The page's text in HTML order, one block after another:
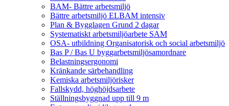
BAM- Bättre arbetsmiljö
Bättre arbetsmiljö ELBAM intensiv
Plan & Bygglagen Grund 2 dagar
Systematiskt arbetsmiljöarbete SAM
OSA- utbildning Organisatorisk och social arbetsmiljö
Bas P / Bas U byggarbetsmiljösamordnare
Belastningsergonomi
Kränkande särbehandling
Kemiska arbetsmiljörisker
Fallskydd, höghöjdsarbete
Ställningsbyggnad upp till 9 m